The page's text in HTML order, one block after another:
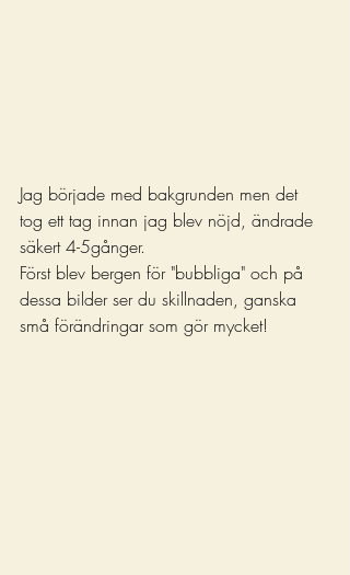
Jag började med bakgrunden men det
tog ett tag innan jag blev nöjd, ändrade
säkert 4-5gånger.
Först blev bergen för "bubbliga" och på
dessa bilder ser du skillnaden, ganska
små förändringar som gör mycket!